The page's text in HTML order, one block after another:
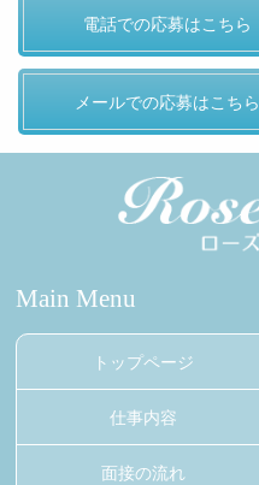
電話での応募はこちら
メールでの応募はこちら
Main Menu
トップページ
仕事内容
面接の流れ